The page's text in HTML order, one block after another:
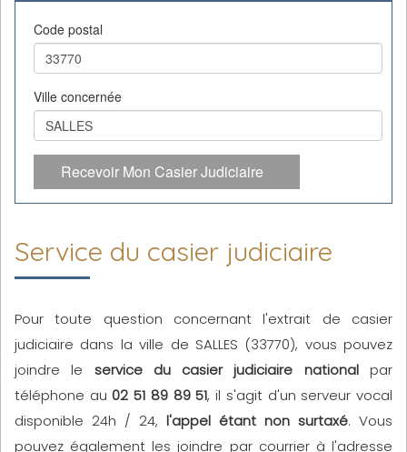
Code postal
Ville concernée
Recevoir Mon Casier Judiciaire
Service du casier judiciaire
Pour toute question concernant l'extrait de casier
judiciaire dans la ville de SALLES (33770), vous pouvez
joindre le service du casier judiciaire nationalpar
téléphone au 02 51 89 89 51, il s'agit d'un serveur vocal
disponible 24h / 24, l'appel étant non surtaxé. Vous
pouvez également les joindre par courrier à l'adresse